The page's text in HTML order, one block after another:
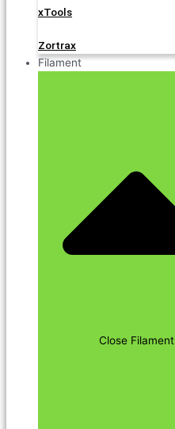
xTools
Zortrax
Filament
Close Filament